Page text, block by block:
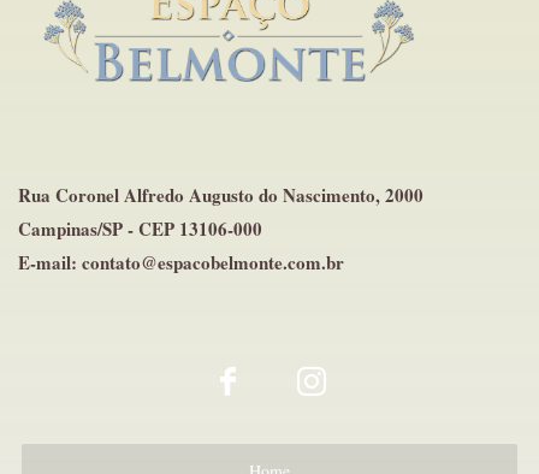
Rua Coronel Alfredo Augusto do Nascimento, 2000
Campinas/SP - CEP 13106-000
E-mail: contato@espacobelmonte.com.br